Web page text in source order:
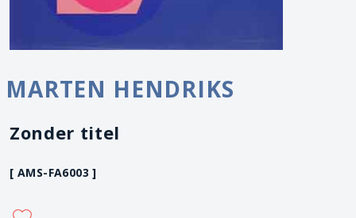
MARTEN HENDRIKS
Zonder titel
[ AMS-FA6003 ]